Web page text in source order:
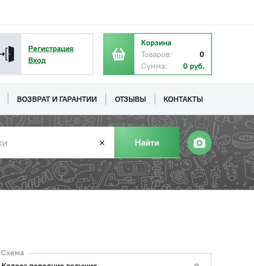
Регистрация
Вход
Корзина
Товаров:
0
Сумма:
0 руб.
ВОЗВРАТ И ГАРАНТИИ ОТЗЫВЫ КОНТАКТЫ
✕ Найти
Схема